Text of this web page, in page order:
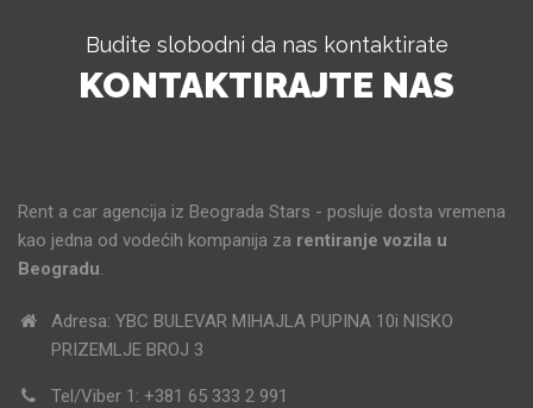
Budite slobodni da nas kontaktirate
KONTAKTIRAJTE NAS
Rent a car agencija iz Beograda Stars - posluje dosta vremena
kao jedna od vodećih kompanija za rentiranje vozila u
Beogradu.
Adresa: YBC BULEVAR MIHAJLA PUPINA 10i NISKO
PRIZEMLJE BROJ 3
Tel/Viber 1: +381 65 333 2 991